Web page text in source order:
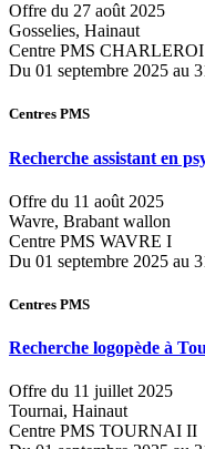
Offre du 27 août 2025
Gosselies, Hainaut
Centre PMS
Du 01 septembre 2025 au
Centres PMS
Recherche assistant en
Offre du 11 août 2025
Wavre, Brabant wallon
Centre PMS WAVRE I
Du 01 septembre 2025 au
Centres PMS
Recherche logopède à
Offre du 11 juillet 2025
Tournai, Hainaut
Centre PMS TOURNAI II